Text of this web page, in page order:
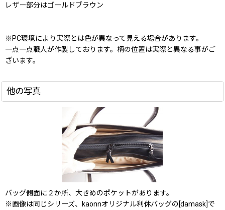
レザー部分はゴールドブラウン
※PC環境により実際とは色が異なって見える場合があります。
一点一点職人が作製しております。柄の位置は実際と異なる事がご
ざいます。
他の写真
バッグ側面に２か所、大きめのポケットがあります。
※画像は同じシリーズ、kaonnオリジナル利休バッグの[damask]で